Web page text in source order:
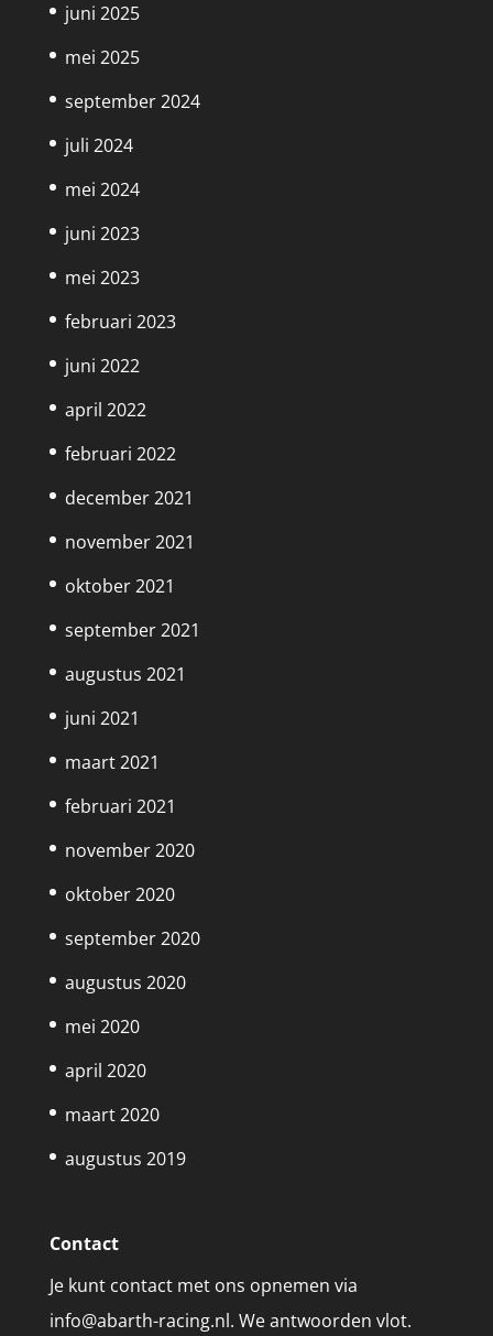
juni 2025
mei 2025
september 2024
juli 2024
mei 2024
juni 2023
mei 2023
februari 2023
juni 2022
april 2022
februari 2022
december 2021
november 2021
oktober 2021
september 2021
augustus 2021
juni 2021
maart 2021
februari 2021
november 2020
oktober 2020
september 2020
augustus 2020
mei 2020
april 2020
maart 2020
augustus 2019
Contact
Je kunt contact met ons opnemen via
info@abarth-racing.nl. We antwoorden vlot.